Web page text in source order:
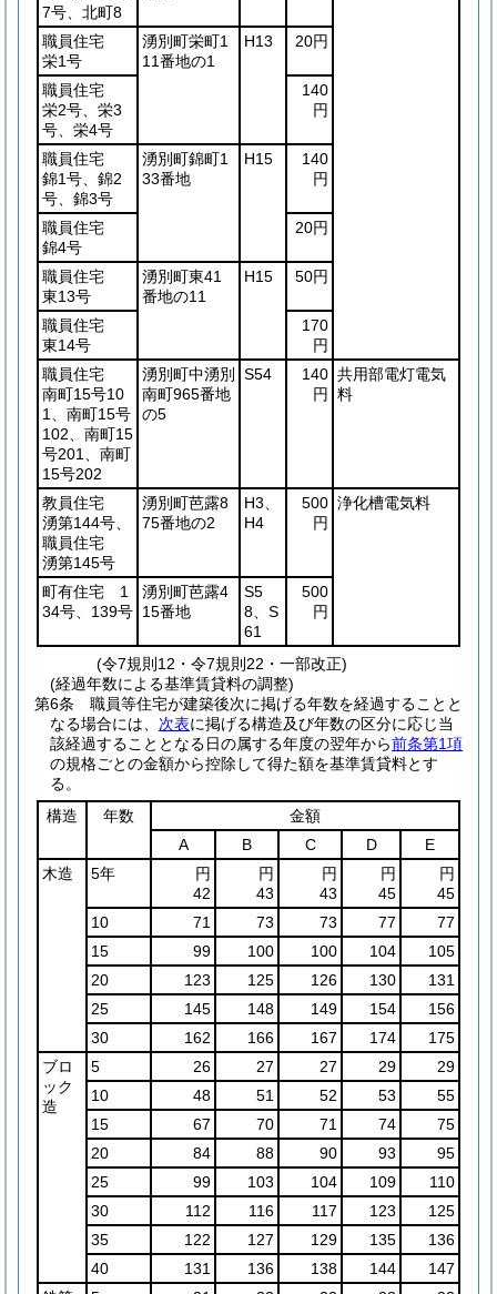
7号、北町8
職員住宅
栄1号
湧別町栄町1
11番地の1
H13 20円
職員住宅
栄2号、栄3
号、栄4号
140
円
職員住宅
錦1号、錦2
号、錦3号
湧別町錦町1
33番地
H15
140
円
職員住宅
錦4号
20円
職員住宅
東13号
湧別町東41
番地の11
H15 50円
職員住宅
東14号
170
円
職員住宅
南町15号10
1、南町15号
102、南町15
号201、南町
15号202
湧別町中湧別
南町965番地
の5
S54
140
円
共用部電灯電気
料
教員住宅
湧第144号、
職員住宅
湧第145号
湧別町芭露8
75番地の2
H3、
H4
500
円
浄化槽電気料
町有住宅 1
34号、139号
湧別町芭露4
15番地
S5
8、S
61
500
円
(令7規則12・令7規則22・一部改正)
(経過年数による基準賃貸料の調整)
第6条
職員等住宅が建築後次に掲げる年数を経過することと
なる場合には、 次表に掲げる構造及び年数の区分に応じ当
該経過することとなる日の属する年度の翌年から前条第1項
の規格ごとの金額から控除して得た額を基準賃貸料とす
る。
構造
年数
金額
A
B C D
E
木造
5年
円
42
円
43
円
43
円
45
円
45
10
71 73 73 77
77
15
99 100 100 104
105
20
123 125 126 130
131
25
145 148 149 154
156
30
162 166 167 174
175
ブロ
ック
造
5 26 27 27 29
29
10
48 51 52 53
55
15
67 70 71 74
75
20
84 88 90 93
95
25
99 103 104 109
110
30
112 116 117 123
125
35
122 127 129 135
136
40
131 136 138 144
147